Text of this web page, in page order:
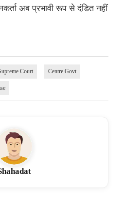
अब प्रभावी रूप से दंडित नहीं
Court Centre Govt